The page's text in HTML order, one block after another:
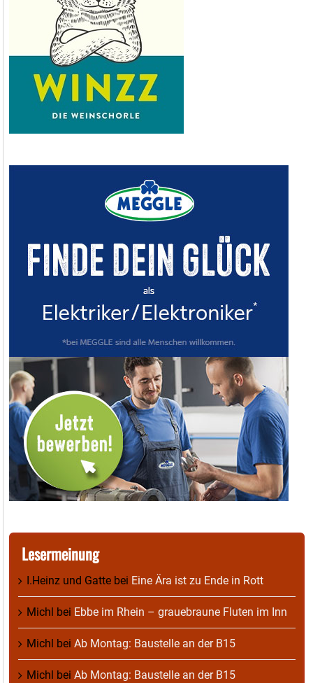
Lesermeinung
I.Heinz und Gatte bei Eine Ära ist zu Ende in Rott
Michl bei Ebbe im Rhein – grauebraune Fluten im Inn
Michl bei Ab Montag: Baustelle an der B15
Michl bei Ab Montag: Baustelle an der B15